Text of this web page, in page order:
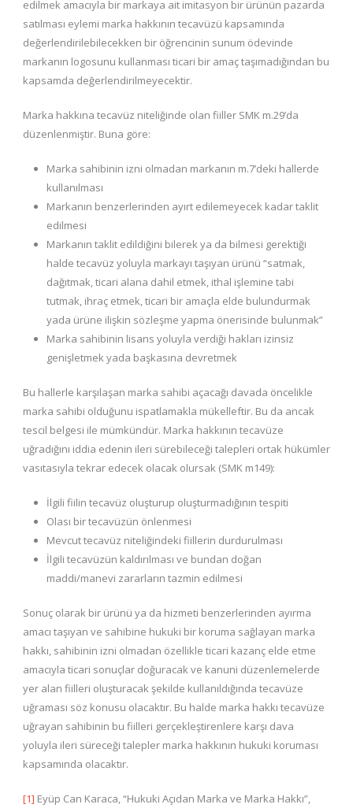
edilmek amacıyla bir markaya ait imitasyon bir ürünün pazarda
satılması eylemi marka hakkının tecavüzü kapsamında
değerlendirilebilecekken bir öğrencinin sunum ödevinde
markanın logosunu kullanması ticari bir amaç taşımadığından bu
kapsamda değerlendirilmeyecektir.
Marka hakkına tecavüz niteliğinde olan fiiller SMK m.29’da
düzenlenmiştir. Buna göre:
Marka sahibinin izni olmadan markanın m.7’deki hallerde
kullanılması
Markanın benzerlerinden ayırt edilemeyecek kadar taklit
edilmesi
Markanın taklit edildiğini bilerek ya da bilmesi gerektiği
halde tecavüz yoluyla markayı taşıyan ürünü “satmak,
dağıtmak, ticari alana dahil etmek, ithal işlemine tabi
tutmak, ihraç etmek, ticari bir amaçla elde bulundurmak
yada ürüne ilişkin sözleşme yapma önerisinde bulunmak”
Marka sahibinin lisans yoluyla verdiği hakları izinsiz
genişletmek yada başkasına devretmek
Bu hallerle karşılaşan marka sahibi açacağı davada öncelikle
marka sahibi olduğunu ispatlamakla mükelleftir. Bu da ancak
tescil belgesi ile mümkündür. Marka hakkının tecavüze
uğradığını iddia edenin ileri sürebileceği talepleri ortak hükümler
vasıtasıyla tekrar edecek olacak olursak (SMK m149):
İlgili fiilin tecavüz oluşturup oluşturmadığının tespiti
Olası bir tecavüzün önlenmesi
Mevcut tecavüz niteliğindeki fiillerin durdurulması
İlgili tecavüzün kaldırılması ve bundan doğan
maddi/manevi zararların tazmin edilmesi
Sonuç olarak bir ürünü ya da hizmeti benzerlerinden ayırma
amacı taşıyan ve sahibine hukuki bir koruma sağlayan marka
hakkı, sahibinin izni olmadan özellikle ticari kazanç elde etme
amacıyla ticari sonuçlar doğuracak ve kanuni düzenlemelerde
yer alan fiilleri oluşturacak şekilde kullanıldığında tecavüze
uğraması söz konusu olacaktır. Bu halde marka hakkı tecavüze
uğrayan sahibinin bu fiilleri gerçekleştirenlere karşı dava
yoluyla ileri süreceği talepler marka hakkının hukuki koruması
kapsamında olacaktır.
[1] Eyüp Can Karaca, “Hukuki Açıdan Marka ve Marka Hakkı”,